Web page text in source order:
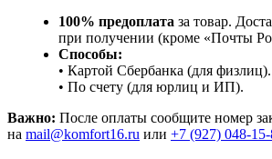
100% предоплата за товар.
при получении (кроме «Почты
Способы:
• Картой Сбербанка (для физлиц).
• По счету (для юрлиц и ИП).
Важно: После оплаты сообщите номер
на mail@komfort16.ru или +7 (927) 048-